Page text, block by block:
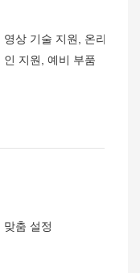
영상 기술 지원, 온라
인 지원, 예비 부품
맞춤 설정